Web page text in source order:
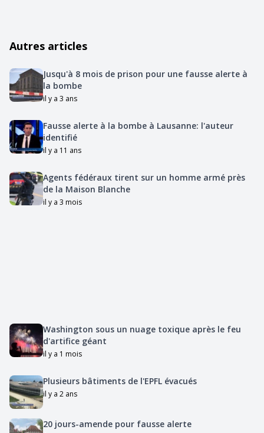
Autres articles
Jusqu'à 8 mois de prison pour une fausse alerte à
la bombe
il y a 3 ans
Fausse alerte à la bombe à Lausanne: l'auteur
identifié
il y a 11 ans
Agents fédéraux tirent sur un homme armé près
de la Maison Blanche
il y a 3 mois
Washington sous un nuage toxique après le feu
d'artifice géant
il y a 1 mois
Plusieurs bâtiments de l'EPFL évacués
il y a 2 ans
20 jours-amende pour fausse alerte